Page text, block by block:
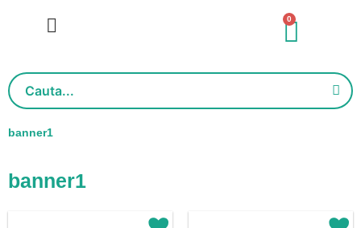
0
Cart
banner1
banner1
Prețul